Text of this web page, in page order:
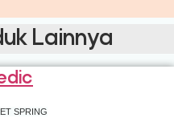
Lainnya
SPRING